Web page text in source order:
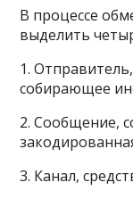
В процессе
выделить
1.
собирающее
2. Сообщение,
3. Канал,